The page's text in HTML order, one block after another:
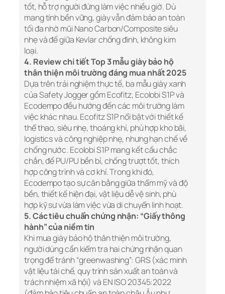
tốt, hỗ trợ người đứng làm việc nhiều giờ. Dù
mang tính bền vững, giày vẫn đảm bảo an toàn
tối đa nhờ mũi Nano Carbon/Composite siêu
nhẹ và đế giữa Kevlar chống đinh, không kim
loại.
4. Review chi tiết Top 3 mẫu giày bảo hộ
thân thiện môi trường đáng mua nhất 2025
Dựa trên trải nghiệm thực tế, ba mẫu giày xanh
của Safety Jogger gồm Ecofitz, Ecolobi S1P và
Ecodempo đều hướng đến các môi trường làm
việc khác nhau. Ecofitz S1P nổi bật với thiết kế
thể thao, siêu nhẹ, thoáng khí, phù hợp kho bãi,
logistics và công nghiệp nhẹ, nhưng hạn chế về
chống nước. Ecolobi S1P mang kết cấu chắc
chắn, đế PU/PU bền bỉ, chống trượt tốt, thích
hợp công trình và cơ khí. Trong khi đó,
Ecodempo tạo sự cân bằng giữa thẩm mỹ và độ
bền, thiết kế hiện đại, vật liệu dễ vệ sinh, phù
hợp kỹ sư vừa làm việc vừa di chuyển linh hoạt.
5. Các tiêu chuẩn chứng nhận: “Giấy thông
hành” của niềm tin
Khi mua giày bảo hộ thân thiện môi trường,
người dùng cần kiểm tra hai chứng nhận quan
trọng để tránh “greenwashing”: GRS (xác minh
vật liệu tái chế, quy trình sản xuất an toàn và
trách nhiệm xã hội) và EN ISO 20345:2022